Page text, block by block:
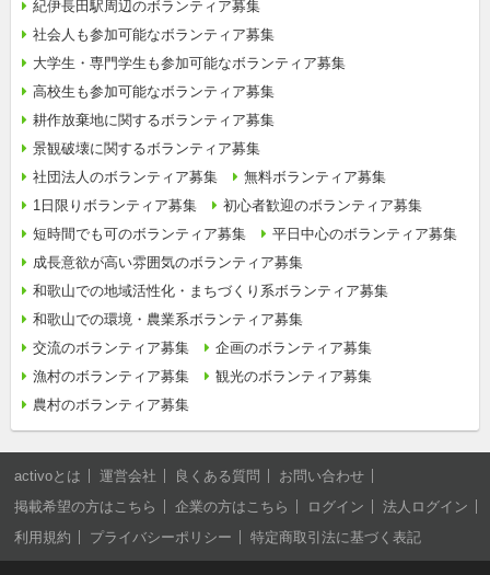
紀伊長田駅周辺のボランティア募集
社会人も参加可能なボランティア募集
大学生・専門学生も参加可能なボランティア募集
高校生も参加可能なボランティア募集
耕作放棄地に関するボランティア募集
景観破壊に関するボランティア募集
社団法人のボランティア募集
無料ボランティア募集
1日限りボランティア募集
初心者歓迎のボランティア募集
短時間でも可のボランティア募集
平日中心のボランティア募集
成長意欲が高い雰囲気のボランティア募集
和歌山での地域活性化・まちづくり系ボランティア募集
和歌山での環境・農業系ボランティア募集
交流のボランティア募集
企画のボランティア募集
漁村のボランティア募集
観光のボランティア募集
農村のボランティア募集
activoとは 運営会社 良くある質問
お問い合わせ
掲載希望の方はこちら
企業の方はこちら ログイン
法人ログイン
利用規約
プライバシーポリシー 特定商取引法に基づく表記